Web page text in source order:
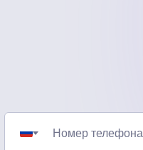
Номер телефона